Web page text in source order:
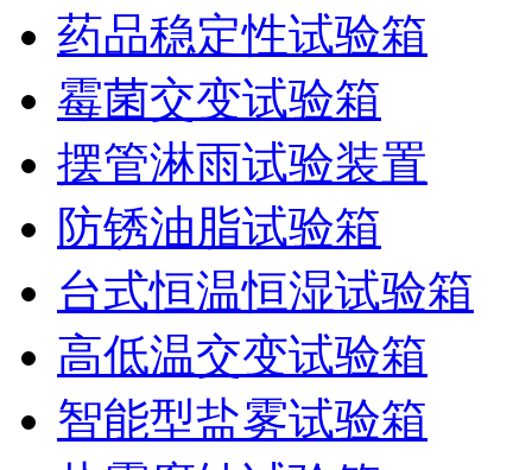
药品稳定性试验箱
霉菌交变试验箱
摆管淋雨试验装置
防锈油脂试验箱
台式恒温恒湿试验箱
高低温交变试验箱
智能型盐雾试验箱